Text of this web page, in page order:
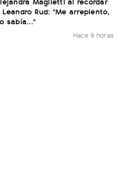
Rud: "Me arrepiento,
sabía..."
Hace 8 horas